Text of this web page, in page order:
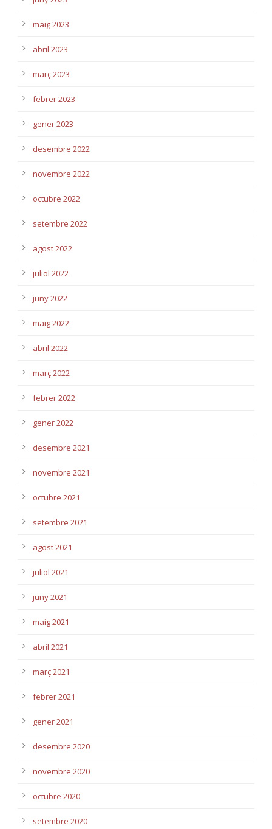
maig 2023
abril 2023
març 2023
febrer 2023
gener 2023
desembre 2022
novembre 2022
octubre 2022
setembre 2022
agost 2022
juliol 2022
juny 2022
maig 2022
abril 2022
març 2022
febrer 2022
gener 2022
desembre 2021
novembre 2021
octubre 2021
setembre 2021
agost 2021
juliol 2021
juny 2021
maig 2021
abril 2021
març 2021
febrer 2021
gener 2021
desembre 2020
novembre 2020
octubre 2020
setembre 2020